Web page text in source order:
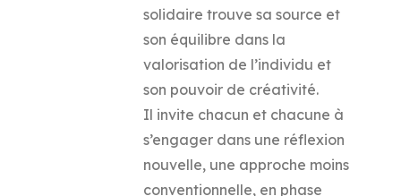
solidaire trouve sa source et
son équilibre dans la
valorisation de l’individu et
son pouvoir de créativité.
Il invite chacun et chacune à
s’engager dans une réflexion
nouvelle, une approche moins
conventionnelle, en phase